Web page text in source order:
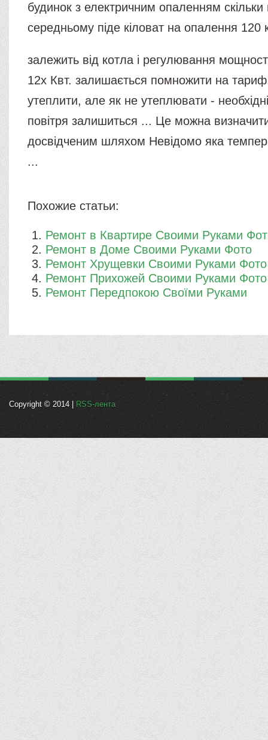
будинок з електричним опаленням скільки
середньому піде кіловат на опалення 120
залежить від котла і регулювання
12х Квт. залишається помножити на
утеплити, але як не утеплювати -
повітря залишиться ... Це можна
досвідченим шляхом Невідомо яка
...
Похожие статьи:
Ремонт в Квартире Своими Руками
Ремонт в Доме Своими Руками Фото
Ремонт Хрущевки Своими Руками Фото
Ремонт Прихожей Своими Руками Фото
Ремонт Передпокою Своїми Руками
Copyright © 2014 | RSS-лента